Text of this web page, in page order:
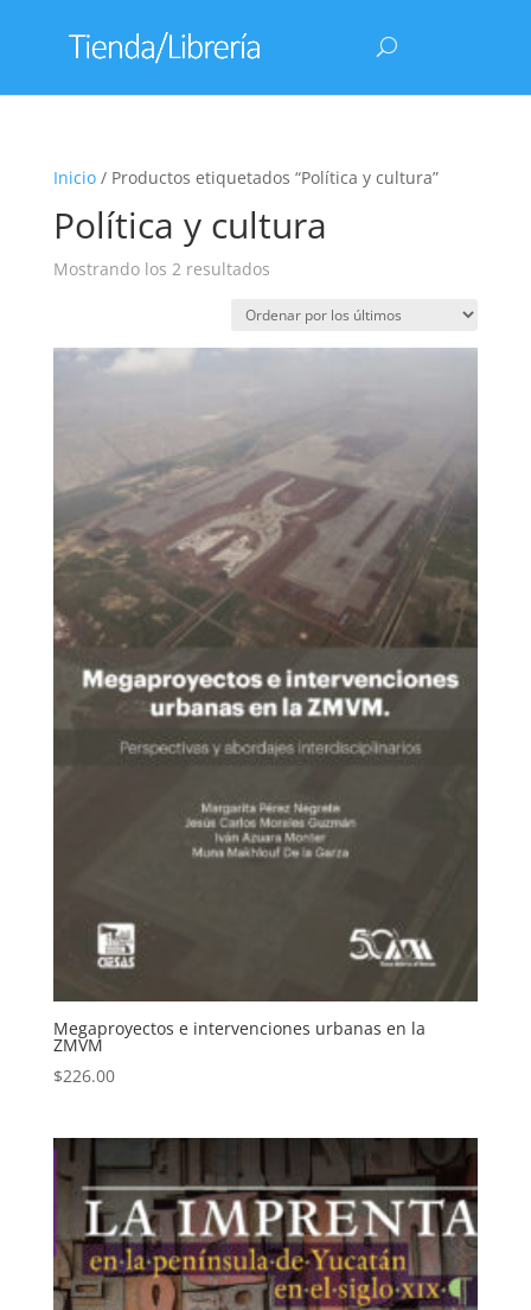
Inicio/ Productos etiquetados “Política y cultura”
Política y cultura
Mostrando los 2 resultadosOrdenado
los
últimos
Megaproyectos e intervenciones urbanas en la
ZMVM
$226.00